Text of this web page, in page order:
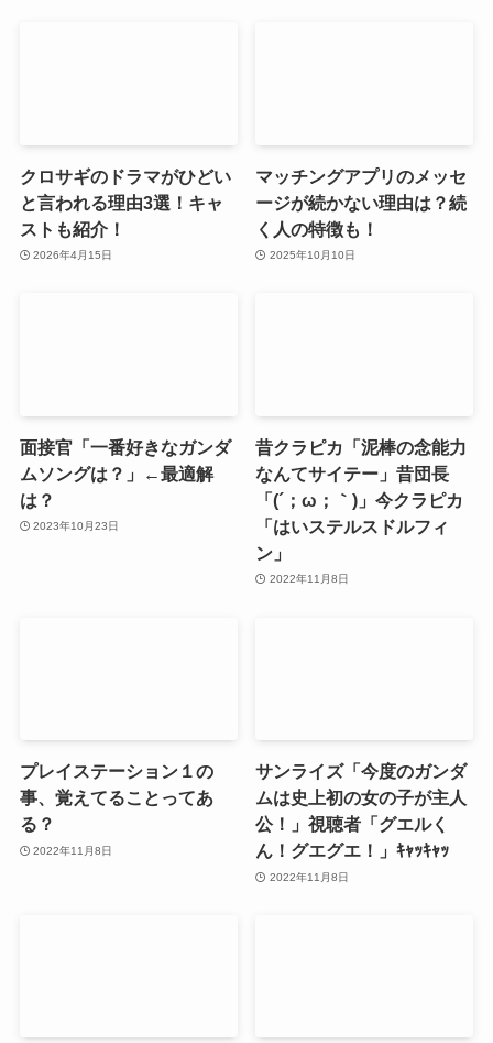
クロサギのドラマがひどい
と言われる理由3選！キャ
ストも紹介！
2026年4月15日
マッチングアプリのメッセ
ージが続かない理由は？続
く人の特徴も！
2025年10月10日
面接官「一番好きなガンダ
ムソングは？」←最適解
は？
2023年10月23日
昔クラピカ「泥棒の念能力
なんてサイテー」昔団長
「(´；ω；｀)」今クラピカ
「はいステルスドルフィ
ン」
2022年11月8日
プレイステーション１の
事、覚えてることってあ
る？
2022年11月8日
サンライズ「今度のガンダ
ムは史上初の女の子が主人
公！」視聴者「グエルく
ん！グエグエ！」ｷｬｯｷｬｯ
2022年11月8日